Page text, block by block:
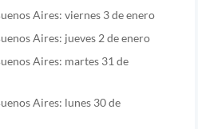
Aires: viernes 3 de enero
Aires: jueves 2 de enero
Aires: martes 31 de
Aires: lunes 30 de